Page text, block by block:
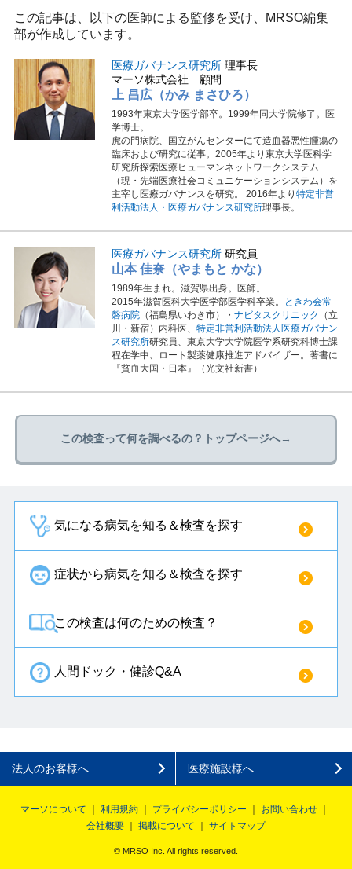
この記事は、以下の医師による監修を受け、MRSO編集
部が作成しています。
医療ガバナンス研究所理事長
マーソ株式会社 顧問
上 昌広（かみ まさひろ）
1993年東京大学医学部卒。1999年同大学院修了。医
学博士。
虎の門病院、国立がんセンターにて造血器悪性腫瘍の
臨床および研究に従事。2005年より東京大学医科学
研究所探索医療ヒューマンネットワークシステム
（現・先端医療社会コミュニケーションシステム）を
主宰し医療ガバナンスを研究。 2016年より 特定非営
利活動法人・医療ガバナンス研究所理事長。
医療ガバナンス研究所研究員
山本 佳奈（やまもと かな）
1989年生まれ。滋賀県出身。医師。
2015年滋賀医科大学医学部医学科卒業。
ときわ会常
磐病院（福島県いわき市）・ ナビタスクリニック
（立
川・新宿）内科医、 特定非営利活動法人医療ガバナン
ス研究所研究員、東京大学大学院医学系研究科博士課
程在学中、ロート製薬健康推進アドバイザー。著書に
『貧血大国・日本』（光文社新書）
この検査って何を調べるの？トップページへ→
気になる病気を知る＆検査を探す
症状から病気を知る＆検査を探す
この検査は何のための検査？
人間ドック・健診Q&A
法人のお客様へ 医療施設様へ
マーソについて 利用規約 プライバシーポリシー
お問い合わせ
会社概要
掲載について サイトマップ
© MRSO Inc. All rights reserved.